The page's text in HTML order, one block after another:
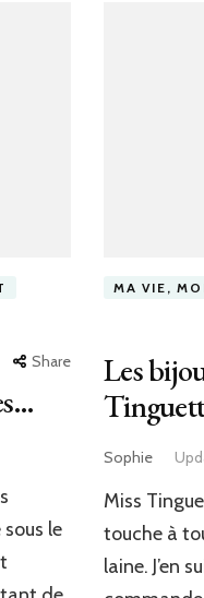
Share
le
MA VIE,
Les
Sophie
Miss
touche à
laine. J’en